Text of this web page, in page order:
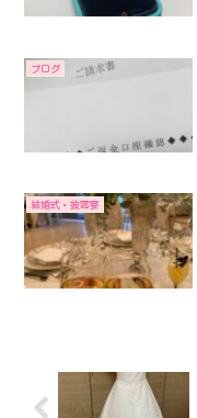
ブログ
結婚式・披露宴